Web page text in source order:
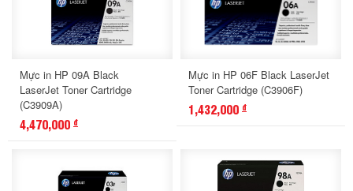
Mực in HP 09A Black
LaserJet Toner Cartridge
(C3909A)
4,470,000 đ
Mực in HP 06F Black LaserJet
Toner Cartridge (C3906F)
1,432,000 đ